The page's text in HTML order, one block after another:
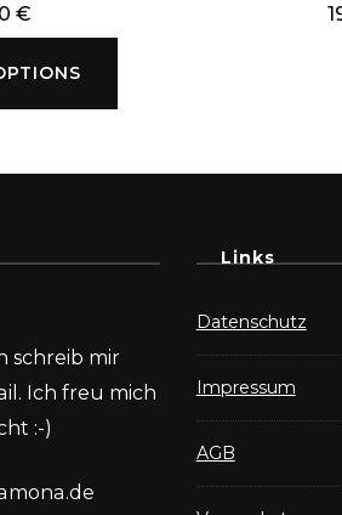
€
schreib mir
Ich freu mich
:-)
Links
Datenschutz
Impressum
AGB